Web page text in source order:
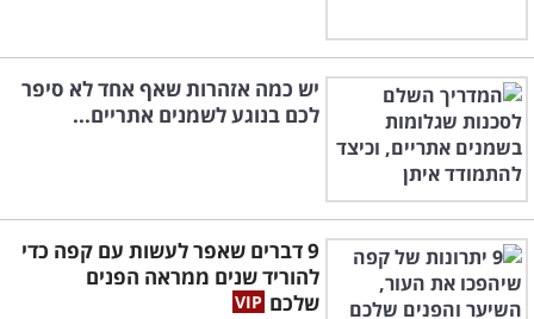
יש כמה אזהרות שאף אחד לא סיפר
לכם בנוגע לשמנים אתריים...
9 דברים שאפר לעשות עם קפה כדי
להוריד שנים ממראה הפנים
שלכם